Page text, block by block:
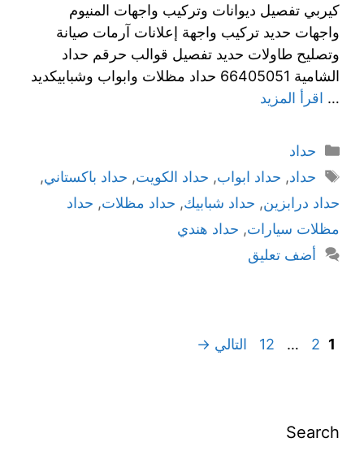
كيربي تفصيل ديوانات وتركيب واجهات المنيوم
واجهات حديد تركيب واجهة إعلانات آرمات صيانة
وتصليح طاولات حديد تفصيل قوالب حرقم حداد
الشامية 66405051 حداد مظلات وابواب وشبابيكديد
… اقرأ المزيد
حداد
حداد, حداد ابواب, حداد الكويت, حداد باكستاني,
حداد درابزين, حداد شبابيك, حداد مظلات, حداد
مظلات سيارات, حداد هندي
أضف تعليق
1
2
…
12 التالي →
Search